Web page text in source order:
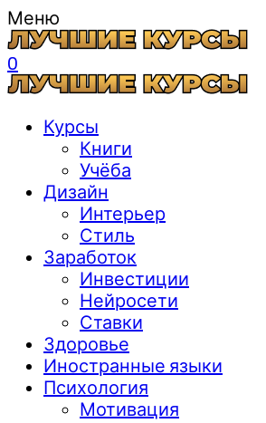
Меню
0
Курсы
Книги
Учёба
Дизайн
Интерьер
Стиль
Заработок
Инвестиции
Нейросети
Ставки
Здоровье
Иностранные языки
Психология
Мотивация